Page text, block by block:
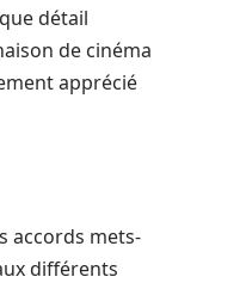
détail
de cinéma
apprécié
accords mets-
différents